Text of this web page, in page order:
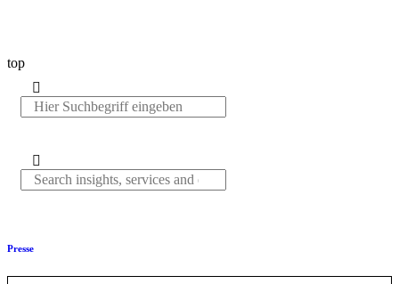
top
Presse